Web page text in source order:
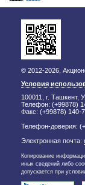
© 2012-2026,
Условия
100011, г. Ташкент,
Телефон: (+99878)
Факс: (+99878) 140-
Телефон-доверия:
Электронная почта:
Копирование
иных сведений либо
допускается при